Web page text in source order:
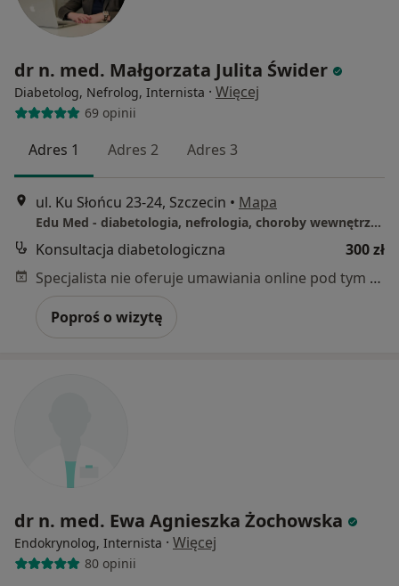
dr n. med. Małgorzata Julita Świder
Diabetolog, Nefrolog, Internista · Więcej
69 opinii
Adres 1 Adres 2 Adres 3
ul. Ku Słońcu 23-24, Szczecin • Mapa
Edu Med - diabetologia, nefrologia, choroby wewnętrzne, dietetyka
Konsultacja diabetologiczna
300 zł
Specjalista nie oferuje umawiania online pod tym adresem.
Poproś o wizytę
dr n. med. Ewa Agnieszka Żochowska
Endokrynolog, Internista · Więcej
80 opinii